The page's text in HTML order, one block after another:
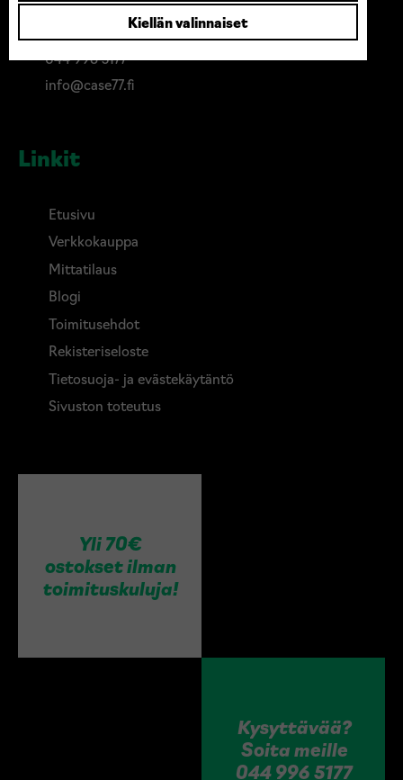
Case77 / MusterTek Oy
Kankaantie 91, 62375 Ylihärmä
044 996 5177
info@case77.fi
Linkit
Etusivu
Toimitusehdot
Verkkokauppa
Rekisteriseloste
Mittatilaus
Tietosuoja- ja evästekäytäntö
Blogi
Sivuston toteutus
Yli 70€
ostokset ilman
toimituskuluja!
Kysyttävää?
Soita meille
044 996 5177
Kiellän valinnaiset